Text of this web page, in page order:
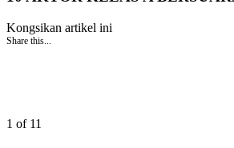
Kongsikan artikel ini
Share this...
1 of 11